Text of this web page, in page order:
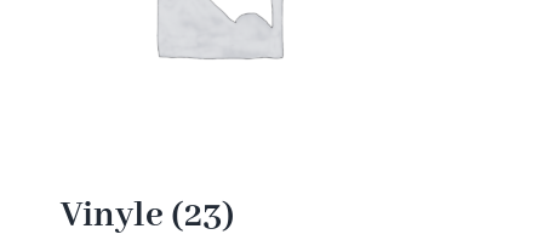
Vinyle (23)